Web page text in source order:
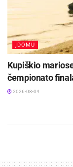
ĮDOMU
Kupiškio
čempionato
2026-08-04